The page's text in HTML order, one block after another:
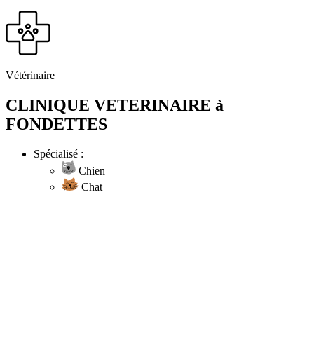
Vétérinaire
CLINIQUE VETERINAIRE à
FONDETTES
Spécialisé :
Chien
Chat